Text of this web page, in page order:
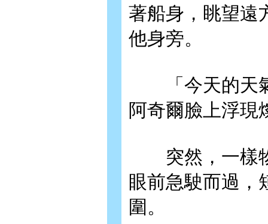
著船身，眺望遠
他身旁。
「今天的天氣
阿奇爾臉上浮
突然，一樣物
眼前急駛而過，
圍。